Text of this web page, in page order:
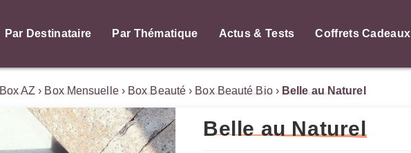
Par Destinataire Par Thématique Actus & Tests Coffrets Cadeaux
Box AZ › Box Mensuelle› Box Beauté › Box Beauté Bio› Belle au Naturel
Belle au Naturel